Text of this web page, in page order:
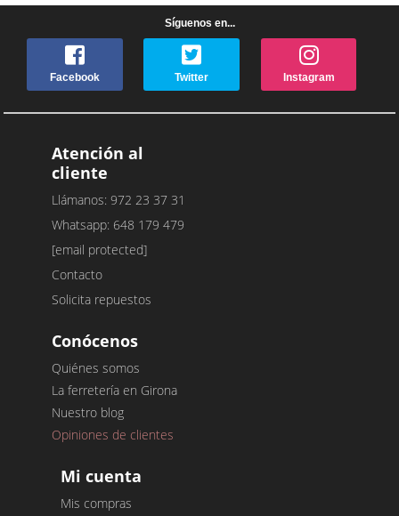
Síguenos en...
Facebook Twitter Instagram
Atención al
cliente
Llámanos: 972 23 37 31
Whatsapp: 648 179 479
[email protected]
Contacto
Solicita repuestos
Conócenos
Quiénes somos
La ferretería en Girona
Nuestro blog
Opiniones de clientes
Mi cuenta
Mis compras